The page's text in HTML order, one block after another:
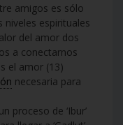
amigos es sólo
niveles espirituales
del amor dos
a conectarnos
el amor (13)
necesaria para
proceso de ‘Ibur’